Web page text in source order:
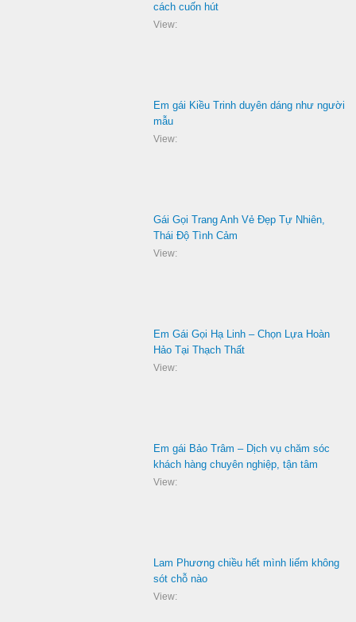
cách cuốn hút
View:
Em gái Kiều Trinh duyên dáng như người
mẫu
View:
Gái Gọi Trang Anh Vẻ Đẹp Tự Nhiên,
Thái Độ Tình Cảm
View:
Em Gái Gọi Hạ Linh – Chọn Lựa Hoàn
Hảo Tại Thạch Thất
View:
Em gái Bảo Trâm – Dịch vụ chăm sóc
khách hàng chuyên nghiệp, tận tâm
View:
Lam Phương chiều hết mình liếm không
sót chỗ nào
View: